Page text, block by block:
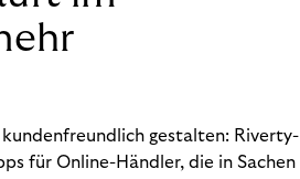
gestalten: Riverty-
für Online-Händler, die in Sachen